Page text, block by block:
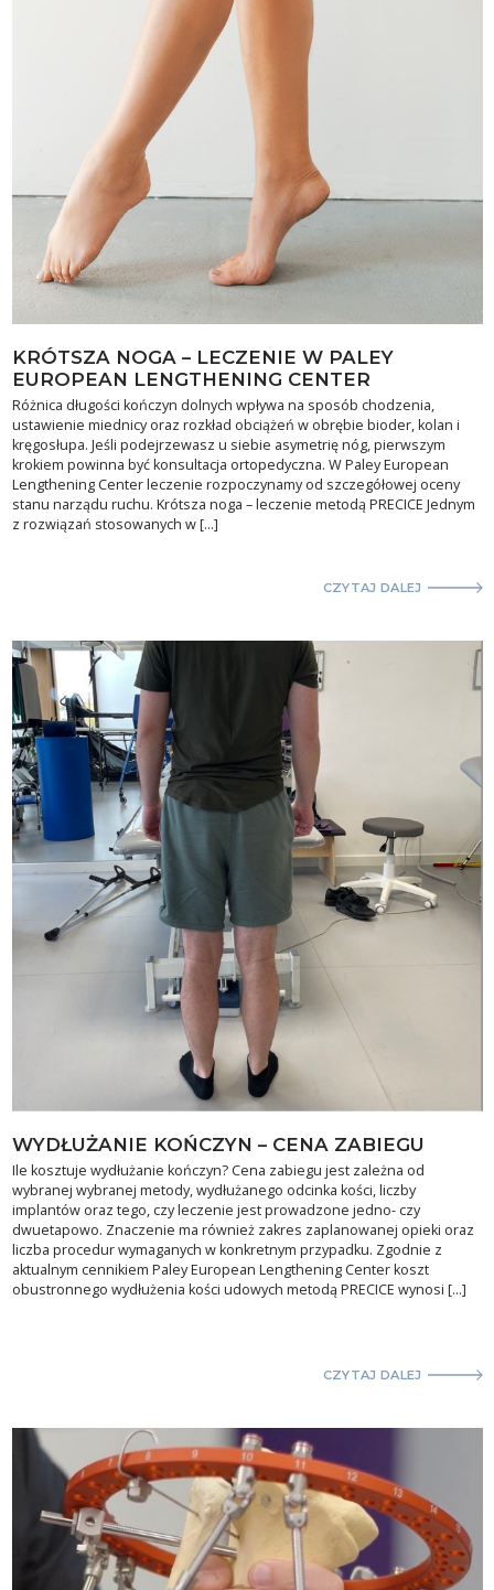
KRÓTSZA NOGA – LECZENIE W PALEY
EUROPEAN LENGTHENING CENTER
Różnica długości kończyn dolnych wpływa na sposób chodzenia,
ustawienie miednicy oraz rozkład obciążeń w obrębie bioder, kolan i
kręgosłupa. Jeśli podejrzewasz u siebie asymetrię nóg, pierwszym
krokiem powinna być konsultacja ortopedyczna. W Paley European
Lengthening Center leczenie rozpoczynamy od szczegółowej oceny
stanu narządu ruchu. Krótsza noga – leczenie metodą PRECICE Jednym
z rozwiązań stosowanych w […]
CZYTAJ DALEJ
WYDŁUŻANIE KOŃCZYN – CENA ZABIEGU
Ile kosztuje wydłużanie kończyn? Cena zabiegu jest zależna od
wybranej wybranej metody, wydłużanego odcinka kości, liczby
implantów oraz tego, czy leczenie jest prowadzone jedno- czy
dwuetapowo. Znaczenie ma również zakres zaplanowanej opieki oraz
liczba procedur wymaganych w konkretnym przypadku. Zgodnie z
aktualnym cennikiem Paley European Lengthening Center koszt
obustronnego wydłużenia kości udowych metodą PRECICE wynosi […]
CZYTAJ DALEJ